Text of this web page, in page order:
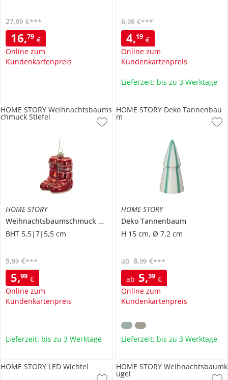
16,79 €
Online zum
Kundenkartenpreis
27,99 €***
4,19 €
Online zum
Kundenkartenpreis
6,99 €***
Lieferzeit: bis zu 3 Werktage
HOME STORY
Weihnachtsbaumschmuck Stiefel
BHT 5,5|7|5,5 cm
5,99 €
Online zum
Kundenkartenpreis
9,99 €***
HOME STORY Weihnachtsbaums
chmuck Stiefel
Lieferzeit: bis zu 3 Werktage
HOME STORY
Deko Tannenbaum
H 15 cm, Ø 7,2 cm
ab 5,39 €
Online zum
Kundenkartenpreis
ab 8,99 €***
HOME STORY Deko Tannenbau
m
Lieferzeit: bis zu 3 Werktage
HOME STORY LED Wichtel HOME STORY Weihnachtsbaumk
ugel